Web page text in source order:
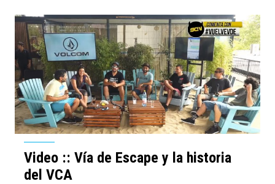
Video :: Vía de Escape y la historia
del VCA